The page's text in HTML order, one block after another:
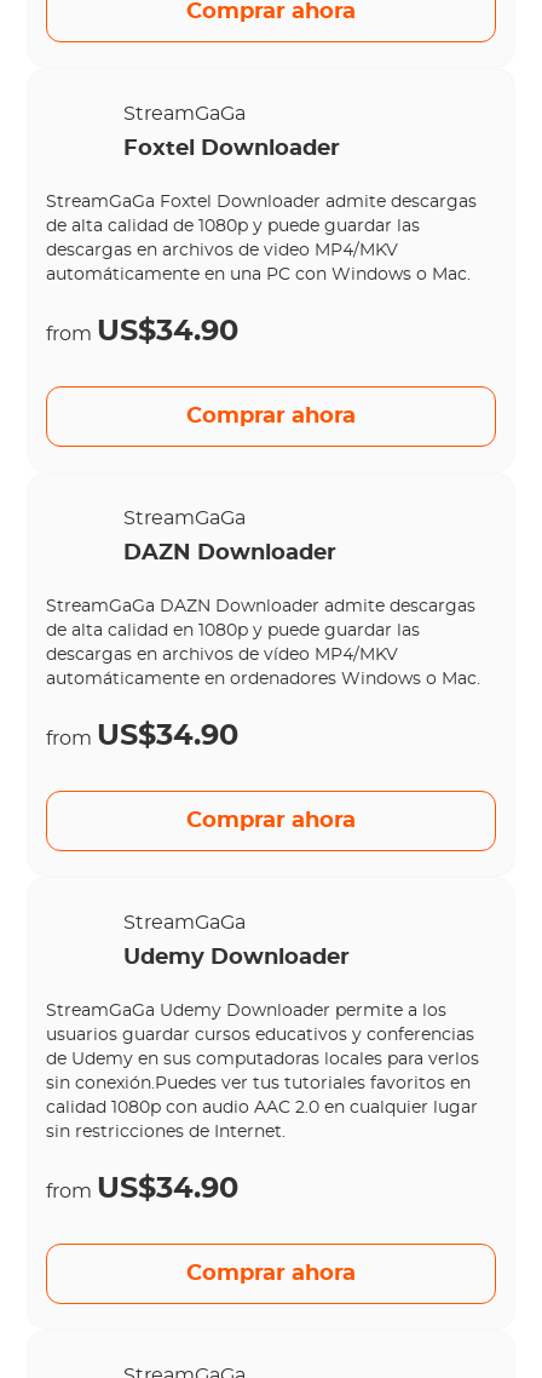
Comprar ahora
StreamGaGa
Foxtel Downloader
StreamGaGa Foxtel Downloader admite descargas
de alta calidad de 1080p y puede guardar las
descargas en archivos de video MP4/MKV
automáticamente en una PC con Windows o Mac.
from US$34.90
Comprar ahora
StreamGaGa
DAZN Downloader
StreamGaGa DAZN Downloader admite descargas
de alta calidad en 1080p y puede guardar las
descargas en archivos de vídeo MP4/MKV
automáticamente en ordenadores Windows o Mac.
from US$34.90
Comprar ahora
StreamGaGa
Udemy Downloader
StreamGaGa Udemy Downloader permite a los
usuarios guardar cursos educativos y conferencias
de Udemy en sus computadoras locales para verlos
sin conexión.Puedes ver tus tutoriales favoritos en
calidad 1080p con audio AAC 2.0 en cualquier lugar
sin restricciones de Internet.
from US$34.90
Comprar ahora